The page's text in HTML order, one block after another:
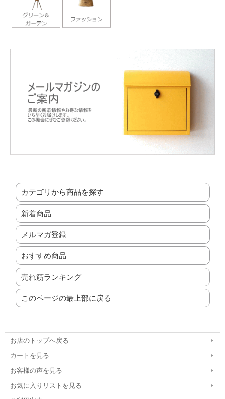
カテゴリから商品を探す
新着商品
メルマガ登録
おすすめ商品
売れ筋ランキング
このページの最上部に戻る
お店のトップへ戻る
カートを見る
お客様の声を見る
お気に入りリストを見る